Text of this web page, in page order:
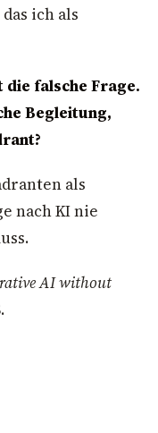
ich als
falsche Frage.
Begleitung,
als
nach KI nie
AI without